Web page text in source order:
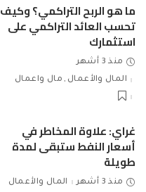
ما هو الربح التراكمي؟ وكيف
تحسب العائد التراكمي على
استثمارك
منذ 3 أشهر
المال والأعمال
مال واعمال
غراي: علاوة المخاطر في
أسعار النفط ستبقى لمدة
طويلة
منذ 3 أشهر المال والأعمال